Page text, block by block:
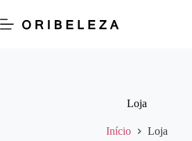
para
o
Loja
Início Loja